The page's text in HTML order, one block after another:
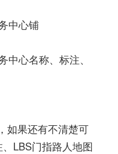
中心铺
心名称、标注、
如果还有不清楚可
LBS门指路人地图